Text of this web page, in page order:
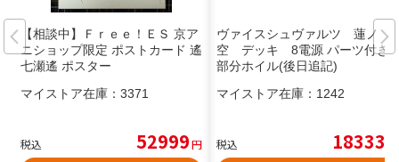
【相談中】Ｆｒｅｅ！ＥＳ 京ア
ニショップ限定 ポストカード 遙
七瀬遙 ポスター
マイストア在庫： 3371
税込 52999円
ヴァイスシュヴァルツ 蓮ノ
空 デッキ 8電源 パーツ付き
部分ホイル(後日追記)
マイストア在庫： 1242
税込 18333